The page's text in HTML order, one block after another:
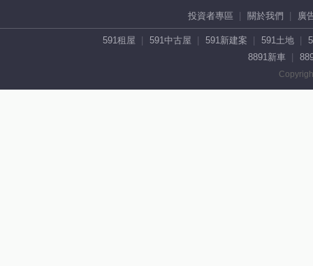
投資者專區 關於我們 廣
591租屋 591中古屋 591新建案 591土地
8891新車